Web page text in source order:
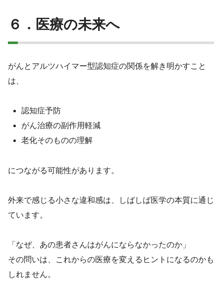
６．医療の未来へ
がんとアルツハイマー型認知症の関係を解き明かすこと
は、
認知症予防
がん治療の副作用軽減
老化そのものの理解
につながる可能性があります。
外来で感じる小さな違和感は、しばしば医学の本質に通じ
ています。
「なぜ、あの患者さんはがんにならなかったのか」
その問いは、これからの医療を変えるヒントになるのかも
しれません。